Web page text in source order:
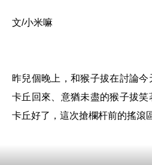
文/小米嘛
昨兒個晚上，和猴子拔在討論
卡丘回來、意猶未盡的猴子拔
卡丘好了，這次搶欄杆前的搖滾